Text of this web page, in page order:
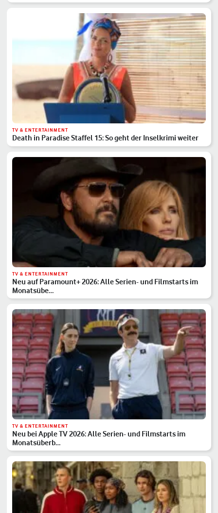
TV & ENTERTAINMENT
Death in Paradise Staffel 15: So geht der Inselkrimi weiter
TV & ENTERTAINMENT
Neu auf Paramount+ 2026: Alle Serien- und Filmstarts im
Monatsübe…
TV & ENTERTAINMENT
Neu bei Apple TV 2026: Alle Serien- und Filmstarts im
Monatsüberb…